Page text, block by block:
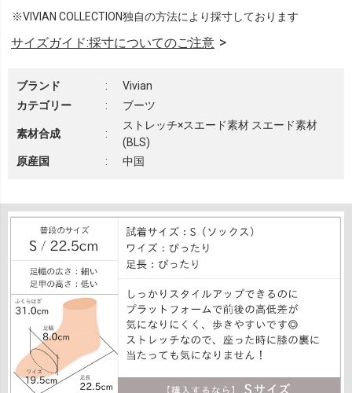
※VIVIAN COLLECTION独自の方法により採寸しております
サイズガイド:採寸についてのご注意
ブランド :
Vivian
カテゴリー
: ブーツ
素材合成 :
ストレッチ×スエード素材 スエード素材
(BLS)
原産国
: 中国